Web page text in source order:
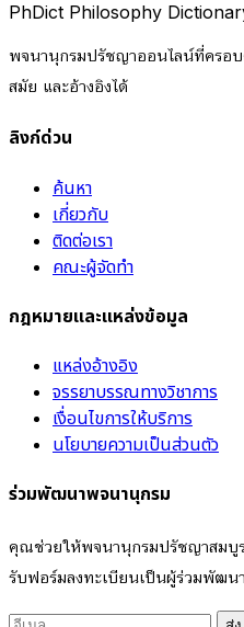
PhDict Philosophy
พจนานุกรมปรัชญาออนไลน์ที่ครอ
สมัย และอ้างอิงได้
ลิงก์ด่วน
ค้นหา
เกี่ยวกับ
ติดต่อเรา
คณะผู้จัดทำ
กฎหมายและแหล่งข้อมูล
แหล่งอ้างอิง
จรรยาบรรณทางวิชาการ
เงื่อนไขการให้บริการ
นโยบายความเป็นส่วนตัว
ร่วมพัฒนาพจนานุกรม
คุณช่วยให้พจนานุกรมปรัชญาสมบู
รับฟอร์มลงทะเบียนเป็นผู้ร่วมพัฒนา